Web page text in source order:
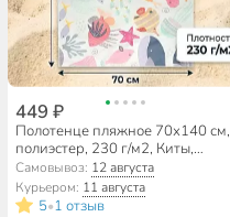
449 ₽
Полотенце пляжное 70х140 см,
полиэстер, 230 г/м2, Киты,
Китай, A160158
Самовывоз: 12 августа
Курьером: 11 августа
5•1 отзыв